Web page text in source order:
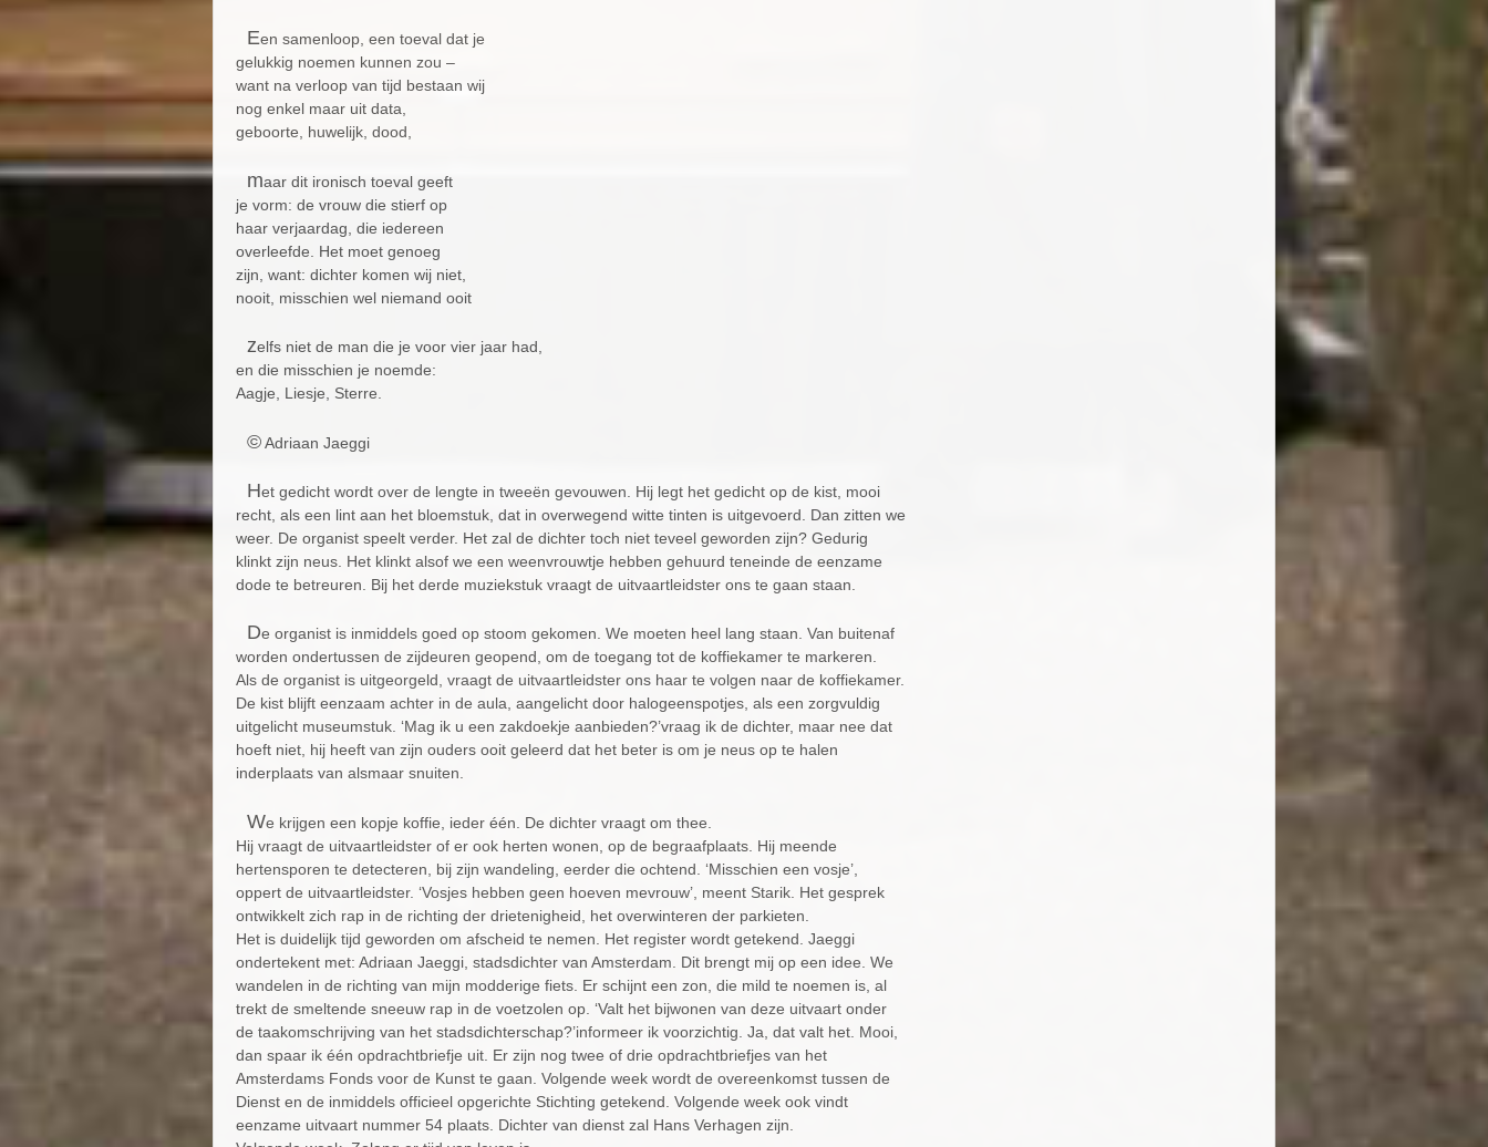
Een samenloop, een toeval dat je
gelukkig noemen kunnen zou –
want na verloop van tijd bestaan wij
nog enkel maar uit data,
geboorte, huwelijk, dood,
maar dit ironisch toeval geeft
je vorm: de vrouw die stierf op
haar verjaardag, die iedereen
overleefde. Het moet genoeg
zijn, want: dichter komen wij niet,
nooit, misschien wel niemand ooit
zelfs niet de man die je voor vier jaar had,
en die misschien je noemde:
Aagje, Liesje, Sterre.
©Adriaan Jaeggi
Het gedicht wordt over de lengte in tweeën gevouwen. Hij legt het gedicht op de kist, mooi
recht, als een lint aan het bloemstuk, dat in overwegend witte tinten is uitgevoerd. Dan zitten we
weer. De organist speelt verder. Het zal de dichter toch niet teveel geworden zijn? Gedurig
klinkt zijn neus. Het klinkt alsof we een weenvrouwtje hebben gehuurd teneinde de eenzame
dode te betreuren. Bij het derde muziekstuk vraagt de uitvaartleidster ons te gaan staan.
De organist is inmiddels goed op stoom gekomen. We moeten heel lang staan. Van buitenaf
worden ondertussen de zijdeuren geopend, om de toegang tot de koffiekamer te markeren.
Als de organist is uitgeorgeld, vraagt de uitvaartleidster ons haar te volgen naar de koffiekamer.
De kist blijft eenzaam achter in de aula, aangelicht door halogeenspotjes, als een zorgvuldig
uitgelicht museumstuk. ‘Mag ik u een zakdoekje aanbieden?’vraag ik de dichter, maar nee dat
hoeft niet, hij heeft van zijn ouders ooit geleerd dat het beter is om je neus op te halen
inderplaats van alsmaar snuiten.
We krijgen een kopje koffie, ieder één. De dichter vraagt om thee.
Hij vraagt de uitvaartleidster of er ook herten wonen, op de begraafplaats. Hij meende
hertensporen te detecteren, bij zijn wandeling, eerder die ochtend. ‘Misschien een vosje’,
oppert de uitvaartleidster. ‘Vosjes hebben geen hoeven mevrouw’, meent Starik. Het gesprek
ontwikkelt zich rap in de richting der drietenigheid, het overwinteren der parkieten.
Het is duidelijk tijd geworden om afscheid te nemen. Het register wordt getekend. Jaeggi
ondertekent met: Adriaan Jaeggi, stadsdichter van Amsterdam. Dit brengt mij op een idee. We
wandelen in de richting van mijn modderige fiets. Er schijnt een zon, die mild te noemen is, al
trekt de smeltende sneeuw rap in de voetzolen op. ‘Valt het bijwonen van deze uitvaart onder
de taakomschrijving van het stadsdichterschap?’informeer ik voorzichtig. Ja, dat valt het. Mooi,
dan spaar ik één opdrachtbriefje uit. Er zijn nog twee of drie opdrachtbriefjes van het
Amsterdams Fonds voor de Kunst te gaan. Volgende week wordt de overeenkomst tussen de
Dienst en de inmiddels officieel opgerichte Stichting getekend. Volgende week ook vindt
eenzame uitvaart nummer 54 plaats. Dichter van dienst zal Hans Verhagen zijn.